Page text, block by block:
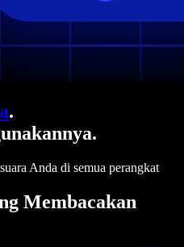
.
Anda di semua perangkat
Membacakan